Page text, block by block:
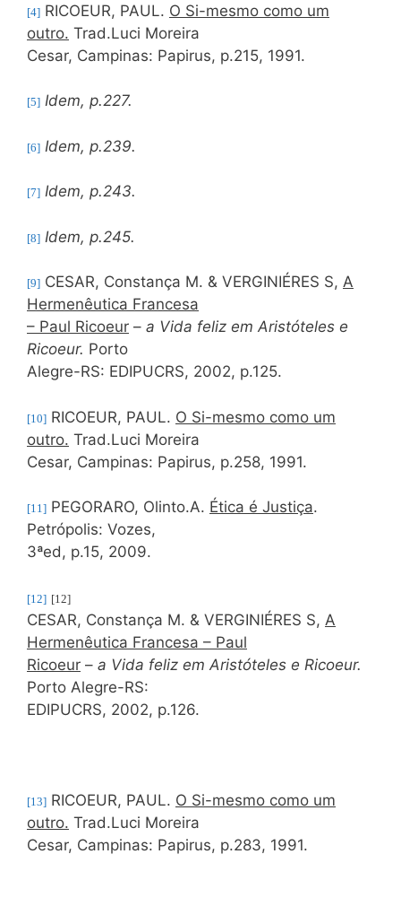
[4] RICOEUR, PAUL. O Si-mesmo como um
outro. Trad.Luci Moreira
Cesar, Campinas: Papirus, p.215, 1991.
[5] Idem, p.227.
[6] Idem, p.239.
[7] Idem, p.243.
[8] Idem, p.245.
[9] CESAR, Constança M. & VERGINIÉRES S, A
Hermenêutica Francesa
– Paul Ricoeur – a Vida feliz em Aristóteles e
Ricoeur. Porto
Alegre-RS: EDIPUCRS, 2002, p.125.
[10] RICOEUR, PAUL. O Si-mesmo como um
outro. Trad.Luci Moreira
Cesar, Campinas: Papirus, p.258, 1991.
[11] PEGORARO, Olinto.A. Ética é Justiça.
Petrópolis: Vozes,
3ªed, p.15, 2009.
[12] [12]
CESAR, Constança M. & VERGINIÉRES S, A
Hermenêutica Francesa – Paul
Ricoeur – a Vida feliz em Aristóteles e Ricoeur.
Porto Alegre-RS:
EDIPUCRS, 2002, p.126.
[13] RICOEUR, PAUL. O Si-mesmo como um
outro. Trad.Luci Moreira
Cesar, Campinas: Papirus, p.283, 1991.